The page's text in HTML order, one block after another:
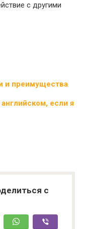
с другими
и преимущества
если я
с